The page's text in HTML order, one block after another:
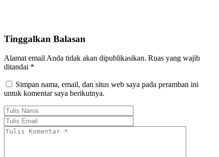
Tinggalkan Balasan
Alamat email Anda tidak akan dipublikasikan. Ruas yang wajib
ditandai *
Simpan nama, email, dan situs web saya pada peramban ini
untuk komentar saya berikutnya.